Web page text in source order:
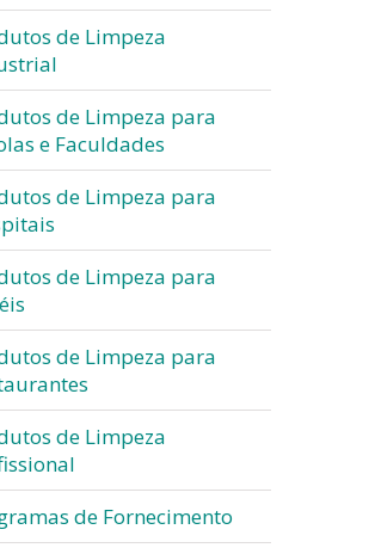
de Limpeza
de Limpeza para
e Faculdades
de Limpeza para
de Limpeza para
de Limpeza para
de Limpeza
de Fornecimento